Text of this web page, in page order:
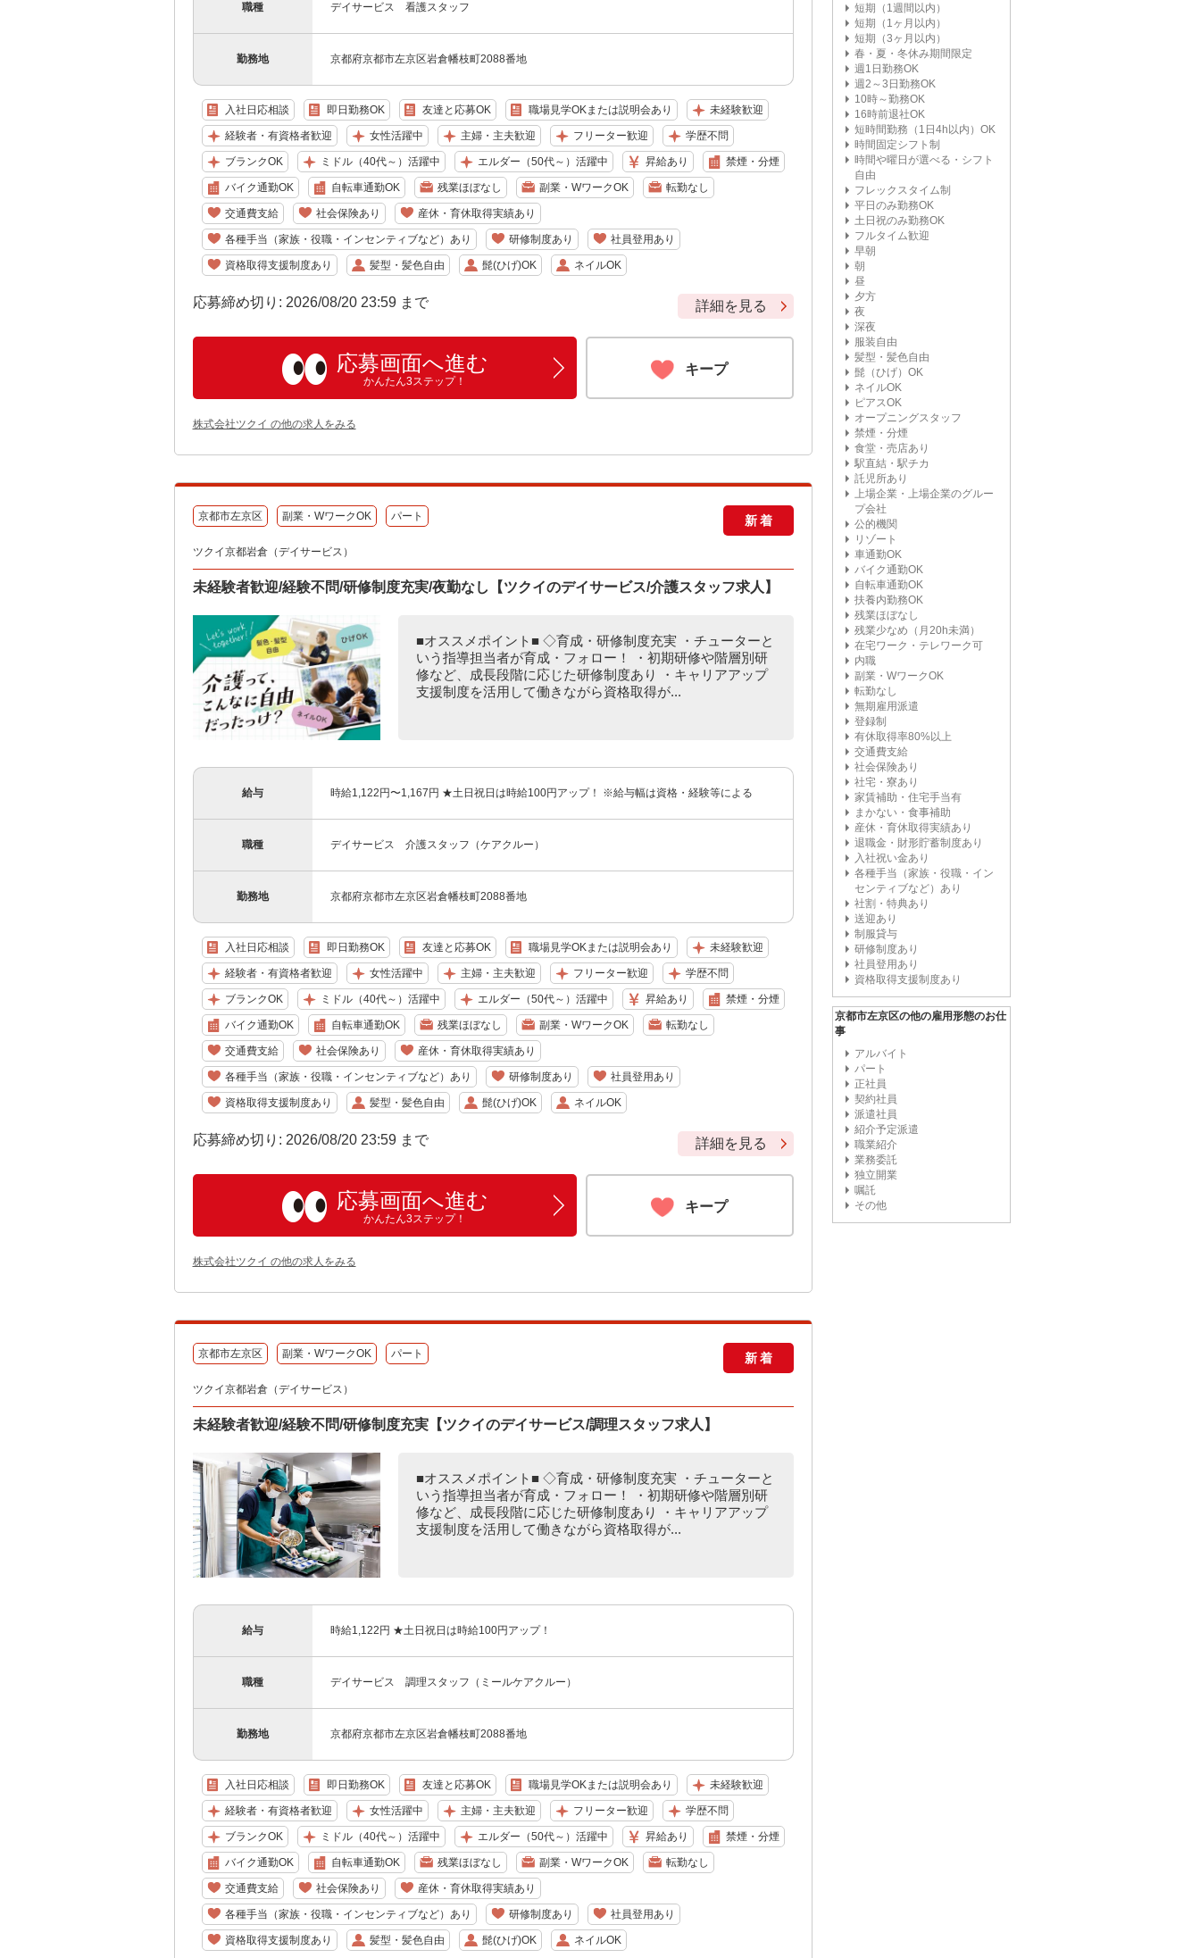
職種 デイサービス 看護スタッフ
勤務地 京都府京都市左京区岩倉幡枝町2088番地
入社日応相談 即日勤務OK 友達と応募OK 職場見学OKまたは説明会あり 未経験歓迎
経験者・有資格者歓迎 女性活躍中 主婦・主夫歓迎 フリーター歓迎 学歴不問
ブランクOK ミドル（40代～）活躍中 エルダー（50代～）活躍中 昇給あり 禁煙・分煙
バイク通勤OK 自転車通勤OK 残業ほぼなし 副業・WワークOK 転勤なし
交通費支給 社会保険あり 産休・育休取得実績あり
各種手当（家族・役職・インセンティブなど）あり 研修制度あり 社員登用あり
資格取得支援制度あり 髪型・髪色自由 髭(ひげ)OK ネイルOK
応募締め切り: 2026/08/20 23:59 まで 詳細を見る
応募画面へ進む
かんたん3ステップ！
キープ
株式会社ツクイ の他の求人をみる
京都市左京区 副業・WワークOK パート 新着
ツクイ京都岩倉（デイサービス）
未経験者歓迎/経験不問/研修制度充実/夜勤なし【ツクイのデイサービス/介護スタッフ求人】
■オススメポイント■ ◇育成・研修制度充実 ・チューターと
いう指導担当者が育成・フォロー！ ・初期研修や階層別研
修など、成長段階に応じた研修制度あり ・キャリアアップ
支援制度を活用して働きながら資格取得が...
給与 時給1,122円〜1,167円 ★土日祝日は時給100円アップ！ ※給与幅は資格・経験等による
職種 デイサービス 介護スタッフ（ケアクルー）
勤務地 京都府京都市左京区岩倉幡枝町2088番地
入社日応相談 即日勤務OK 友達と応募OK 職場見学OKまたは説明会あり 未経験歓迎
経験者・有資格者歓迎 女性活躍中 主婦・主夫歓迎 フリーター歓迎 学歴不問
ブランクOK ミドル（40代～）活躍中 エルダー（50代～）活躍中 昇給あり 禁煙・分煙
バイク通勤OK 自転車通勤OK 残業ほぼなし 副業・WワークOK 転勤なし
交通費支給 社会保険あり 産休・育休取得実績あり
各種手当（家族・役職・インセンティブなど）あり 研修制度あり 社員登用あり
資格取得支援制度あり 髪型・髪色自由 髭(ひげ)OK ネイルOK
応募締め切り: 2026/08/20 23:59 まで 詳細を見る
応募画面へ進む
かんたん3ステップ！
キープ
株式会社ツクイ の他の求人をみる
京都市左京区 副業・WワークOK パート 新着
ツクイ京都岩倉（デイサービス）
未経験者歓迎/経験不問/研修制度充実【ツクイのデイサービス/調理スタッフ求人】
■オススメポイント■ ◇育成・研修制度充実 ・チューターと
いう指導担当者が育成・フォロー！ ・初期研修や階層別研
修など、成長段階に応じた研修制度あり ・キャリアアップ
支援制度を活用して働きながら資格取得が...
給与 時給1,122円 ★土日祝日は時給100円アップ！
職種 デイサービス 調理スタッフ（ミールケアクルー）
勤務地 京都府京都市左京区岩倉幡枝町2088番地
入社日応相談 即日勤務OK 友達と応募OK 職場見学OKまたは説明会あり 未経験歓迎
経験者・有資格者歓迎 女性活躍中 主婦・主夫歓迎 フリーター歓迎 学歴不問
ブランクOK ミドル（40代～）活躍中 エルダー（50代～）活躍中 昇給あり 禁煙・分煙
バイク通勤OK 自転車通勤OK 残業ほぼなし 副業・WワークOK 転勤なし
交通費支給 社会保険あり 産休・育休取得実績あり
各種手当（家族・役職・インセンティブなど）あり 研修制度あり 社員登用あり
資格取得支援制度あり 髪型・髪色自由 髭(ひげ)OK ネイルOK
短期（1週間以内）
短期（1ヶ月以内）
短期（3ヶ月以内）
春・夏・冬休み期間限定
週1日勤務OK
週2～3日勤務OK
10時～勤務OK
16時前退社OK
短時間勤務（1日4h以内）OK
時間固定シフト制
時間や曜日が選べる・シフト
自由
フレックスタイム制
平日のみ勤務OK
土日祝のみ勤務OK
フルタイム歓迎
早朝
朝
昼
夕方
夜
深夜
服装自由
髪型・髪色自由
髭（ひげ）OK
ネイルOK
ピアスOK
オープニングスタッフ
禁煙・分煙
食堂・売店あり
駅直結・駅チカ
託児所あり
上場企業・上場企業のグルー
プ会社
公的機関
リゾート
車通勤OK
バイク通勤OK
自転車通勤OK
扶養内勤務OK
残業ほぼなし
残業少なめ（月20h未満）
在宅ワーク・テレワーク可
内職
副業・WワークOK
転勤なし
無期雇用派遣
登録制
有休取得率80%以上
交通費支給
社会保険あり
社宅・寮あり
家賃補助・住宅手当有
まかない・食事補助
産休・育休取得実績あり
退職金・財形貯蓄制度あり
入社祝い金あり
各種手当（家族・役職・イン
センティブなど）あり
社割・特典あり
送迎あり
制服貸与
研修制度あり
社員登用あり
資格取得支援制度あり
京都市左京区の他の雇用形態のお仕
事
アルバイト
パート
正社員
契約社員
派遣社員
紹介予定派遣
職業紹介
業務委託
独立開業
嘱託
その他